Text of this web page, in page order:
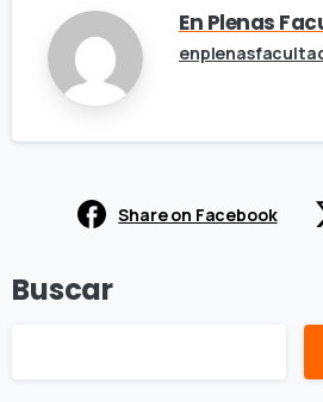
En Plenas
Share on Facebook
Buscar